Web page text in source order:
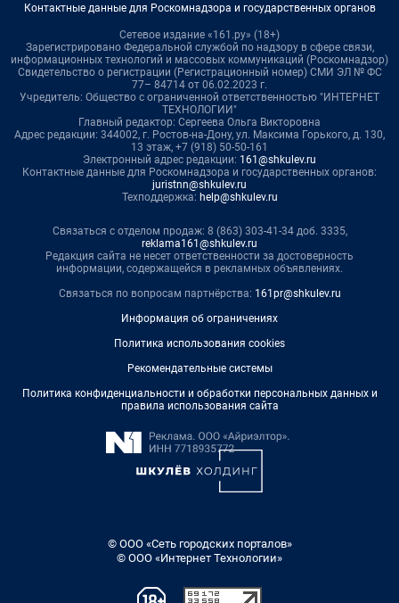
Контактные данные для Роскомнадзора и государственных органов
Сетевое издание «161.ру» (18+)
Зарегистрировано Федеральной службой по надзору в сфере связи,
информационных технологий и массовых коммуникаций (Роскомнадзор)
Свидетельство о регистрации (Регистрационный номер) СМИ ЭЛ № ФС
77– 84714 от 06.02.2023 г.
Учредитель: Общество с ограниченной ответственностью "ИНТЕРНЕТ
ТЕХНОЛОГИИ"
Главный редактор: Сергеева Ольга Викторовна
Адрес редакции: 344002, г. Ростов-на-Дону, ул. Максима Горького, д. 130,
13 этаж, +7 (918) 50-50-161
Электронный адрес редакции: 161@shkulev.ru
Контактные данные для Роскомнадзора и государственных органов:
juristnn@shkulev.ru
Техподдержка: help@shkulev.ru
Связаться с отделом продаж: 8 (863) 303-41-34 доб. 3335,
reklama161@shkulev.ru
Редакция сайта не несет ответственности за достоверность
информации, содержащейся в рекламных объявлениях.
Связаться по вопросам партнёрства: 161pr@shkulev.ru
Информация об ограничениях
Политика использования cookies
Рекомендательные системы
Политика конфиденциальности и обработки персональных данных и
правила использования сайта
© ООО «Сеть городских порталов»
© ООО «Интернет Технологии»